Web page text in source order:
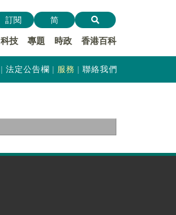
科技 專題 時政 香港百科
訂閱 简
法定公告欄 服務 聯絡我們